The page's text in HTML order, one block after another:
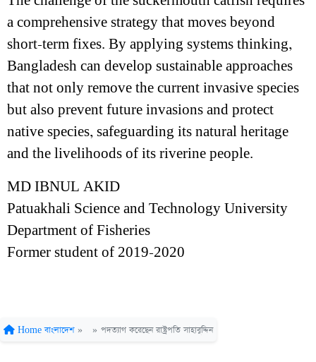
a comprehensive strategy that moves beyond
short-term fixes. By applying systems thinking,
Bangladesh can develop sustainable approaches
that not only remove the current invasive species
but also prevent future invasions and protect
native species, safeguarding its natural heritage
and the livelihoods of its riverine people.
MD IBNUL AKID
Patuakhali Science and Technology University
Department of Fisheries
Former student of 2019-2020
Home বাংলাদেশ » » পদত্যাগ করেছেন রাষ্ট্রপতি সাহাবুদ্দিন